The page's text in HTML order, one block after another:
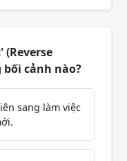
(Reverse
cảnh nào?
sang làm việc